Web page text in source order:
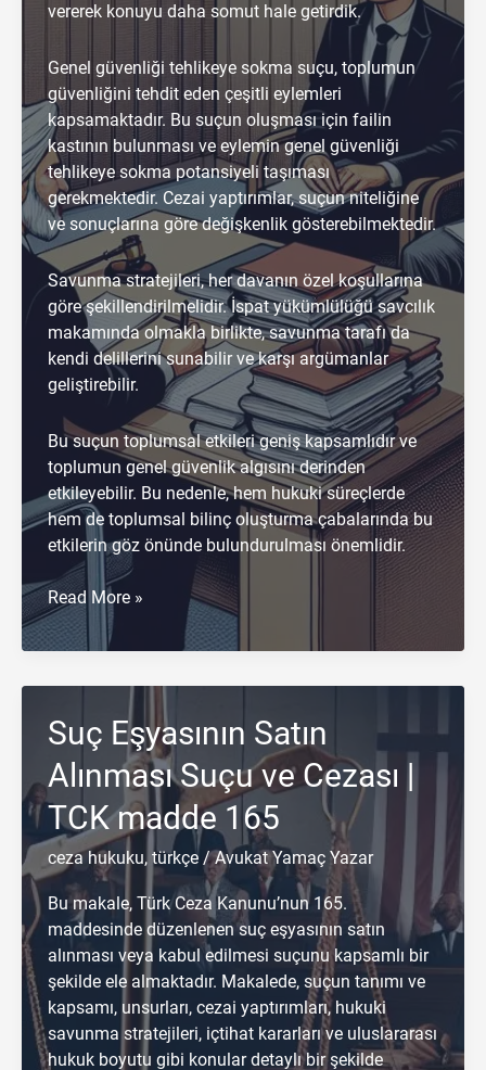
vererek konuyu daha somut hale getirdik.
Genel güvenliği tehlikeye sokma suçu, toplumun
güvenliğini tehdit eden çeşitli eylemleri
kapsamaktadır. Bu suçun oluşması için failin
kastının bulunması ve eylemin genel güvenliği
tehlikeye sokma potansiyeli taşıması
gerekmektedir. Cezai yaptırımlar, suçun niteliğine
ve sonuçlarına göre değişkenlik gösterebilmektedir.
Savunma stratejileri, her davanın özel koşullarına
göre şekillendirilmelidir. İspat yükümlülüğü savcılık
makamında olmakla birlikte, savunma tarafı da
kendi delillerini sunabilir ve karşı argümanlar
geliştirebilir.
Bu suçun toplumsal etkileri geniş kapsamlıdır ve
toplumun genel güvenlik algısını derinden
etkileyebilir. Bu nedenle, hem hukuki süreçlerde
hem de toplumsal bilinç oluşturma çabalarında bu
etkilerin göz önünde bulundurulması önemlidir.
Genel
Güvenliğin
Kasten
Suçu
Cezası
|
TCK
madde
170
Read More »
Suç Eşyasının Satın
Alınması Suçu ve Cezası |
TCK madde 165
ceza hukuku, türkçe /Avukat Yamaç Yazar
Bu makale, Türk Ceza Kanunu’nun 165.
maddesinde düzenlenen suç eşyasının satın
alınması veya kabul edilmesi suçunu kapsamlı bir
şekilde ele almaktadır. Makalede, suçun tanımı ve
kapsamı, unsurları, cezai yaptırımları, hukuki
savunma stratejileri, içtihat kararları ve uluslararası
hukuk boyutu gibi konular detaylı bir şekilde